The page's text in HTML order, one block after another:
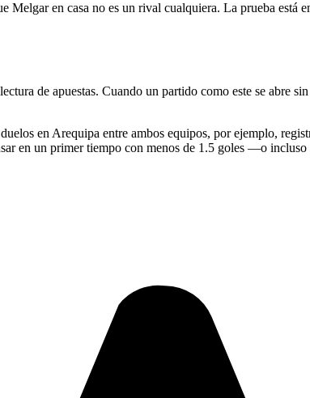
Melgar en casa no es un rival cualquiera. La prueba
de apuestas. Cuando un partido como este se abre
en Arequipa entre ambos equipos, por ejemplo,
en un primer tiempo con menos de 1.5 goles —o